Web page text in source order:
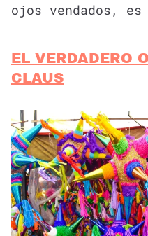
ojos vendados, es
EL VERDADERO
CLAUS